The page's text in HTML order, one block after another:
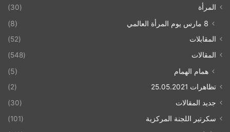
المرأة (30)
8 مارس يوم المرأة العالمي (8)
المقابلات
(52)
المقالات
(548)
همام الهمام (5)
تظاهرات 25.05.2021
(2)
جديد المقالات
(30)
سكرتير اللجنة المركزية
(101)